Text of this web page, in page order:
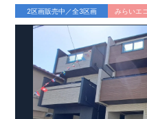
2区画販売中／全3区画 みらいエ